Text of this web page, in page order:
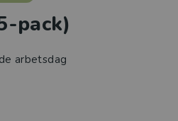
pack)
arbetsdag